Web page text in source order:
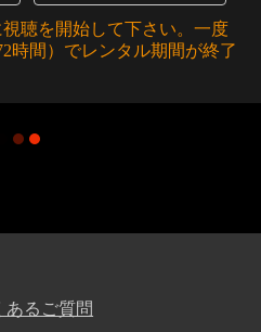
聴を開始して下さい。一度
時間）でレンタル期間が終了
あるご質問